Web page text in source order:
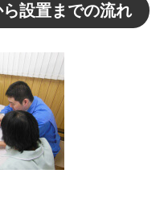
設置までの流れ